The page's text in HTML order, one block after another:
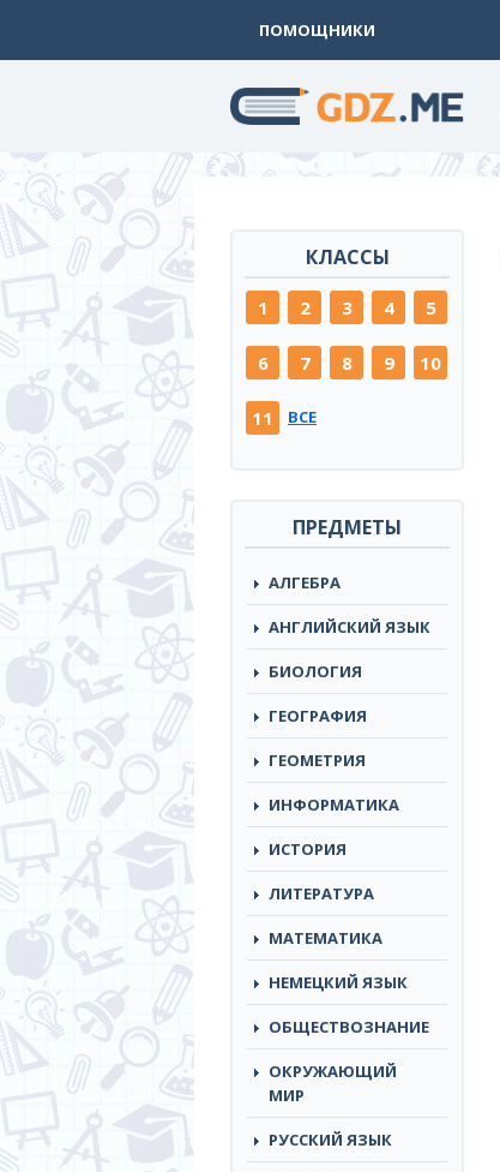
ПОМОЩНИКИ
КЛАССЫ
1 2 3 4 5
6 7 8 9 10
11 ВСЕ
ПРЕДМЕТЫ
АЛГЕБРА
АНГЛИЙСКИЙ ЯЗЫК
БИОЛОГИЯ
ГЕОГРАФИЯ
ГЕОМЕТРИЯ
ИНФОРМАТИКА
ИСТОРИЯ
ЛИТЕРАТУРА
МАТЕМАТИКА
НЕМЕЦКИЙ ЯЗЫК
ОБЩЕСТВОЗНАНИЕ
ОКРУЖАЮЩИЙ
МИР
РУССКИЙ ЯЗЫК